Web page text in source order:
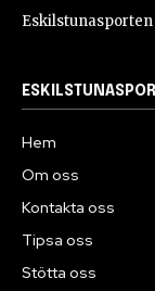
Hem
Om oss
Kontakta oss
Tipsa oss
Stötta oss